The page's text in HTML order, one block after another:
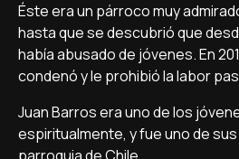
Éste era un párroco muy
hasta que se descubrió que
había abusado de jóvenes. En
condenó y le prohibió la labor
Juan Barros era uno de los
espiritualmente, y fue uno de